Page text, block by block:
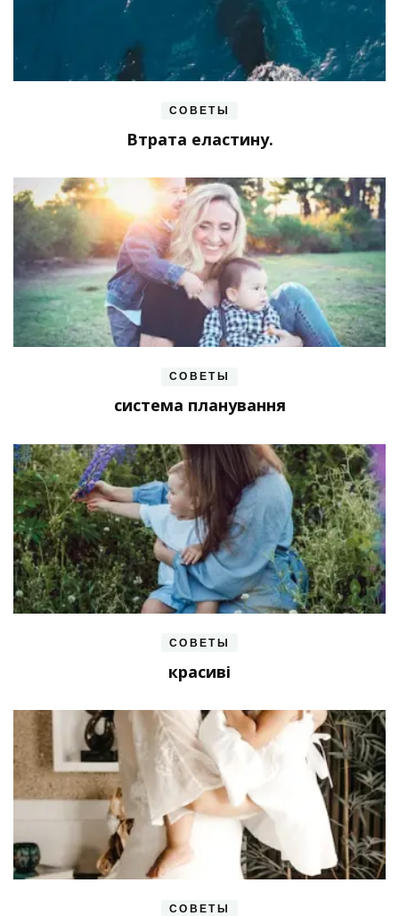
СОВЕТЫ
Втрата еластину.
СОВЕТЫ
система планування
СОВЕТЫ
красиві
СОВЕТЫ